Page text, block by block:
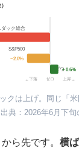
ダック総合
S&P500
−2.0%
ダウ＋0.6%
←下落 ゼロ 上昇→
クは上げ。同じ「
典：2026年6月下旬
ら先です。 横